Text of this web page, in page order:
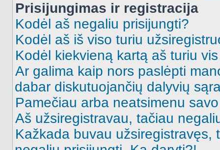
Prisijungimas ir registracija
Kodėl aš negaliu prisijungti?
Kodėl aš iš viso turiu
Kodėl kiekvieną kartą aš turiu
Ar galima kaip nors paslėpti
dabar diskutuojančių dalyvių
Pamečiau arba neatsimenu
Aš užsiregistravau, tačiau
Kažkada buvau užsiregistravęs,